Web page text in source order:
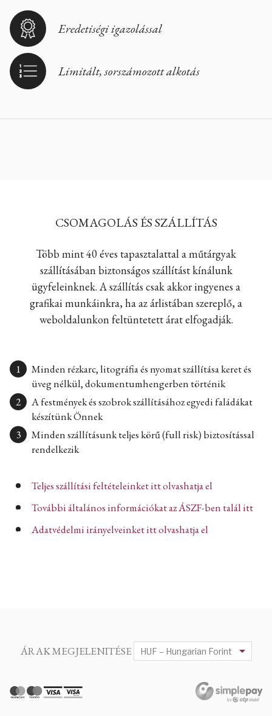
Eredetiségi igazolással
Limitált, sorszámozott alkotás
CSOMAGOLÁS ÉS SZÁLLÍTÁS
Több mint 40 éves tapasztalattal a műtárgyak
szállításában biztonságos szállítást kínálunk
ügyfeleinknek. A szállítás csak akkor ingyenes a
grafikai munkáinkra, ha az árlistában szereplő, a
weboldalunkon feltüntetett árat elfogadják.
Minden rézkarc, litográfia és nyomat szállítása keret és
üveg nélkül, dokumentumhengerben történik
A festmények és szobrok szállításához egyedi faládákat
készítünk Önnek
Minden szállításunk teljes körű (full risk) biztosítással
rendelkezik
Teljes szállítási feltételeinket itt olvashatja el
További általános információkat az ÁSZF-ben talál itt
Adatvédelmi irányelveinket itt olvashatja el
ÁRAK MEGJELENITÉSE